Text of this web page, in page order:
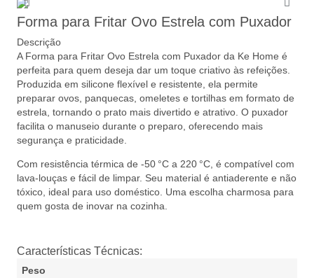
Forma para Fritar Ovo Estrela com Puxador
Descrição
A Forma para Fritar Ovo Estrela com Puxador da Ke Home é
perfeita para quem deseja dar um toque criativo às refeições.
Produzida em silicone flexível e resistente, ela permite
preparar ovos, panquecas, omeletes e tortilhas em formato de
estrela, tornando o prato mais divertido e atrativo. O puxador
facilita o manuseio durante o preparo, oferecendo mais
segurança e praticidade.
Com resistência térmica de -50 °C a 220 °C, é compatível com
lava-louças e fácil de limpar. Seu material é antiaderente e não
tóxico, ideal para uso doméstico. Uma escolha charmosa para
quem gosta de inovar na cozinha.
Características Técnicas:
Peso